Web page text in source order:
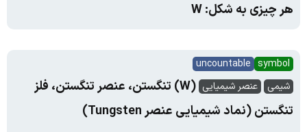
هر چیزی به شکل: W
symbol
uncountable
شیمی
عنصر شیمیایی
(W) تنگستن، عنصر تنگستن، فلز
تنگستن (نماد شیمیایی عنصر Tungsten)